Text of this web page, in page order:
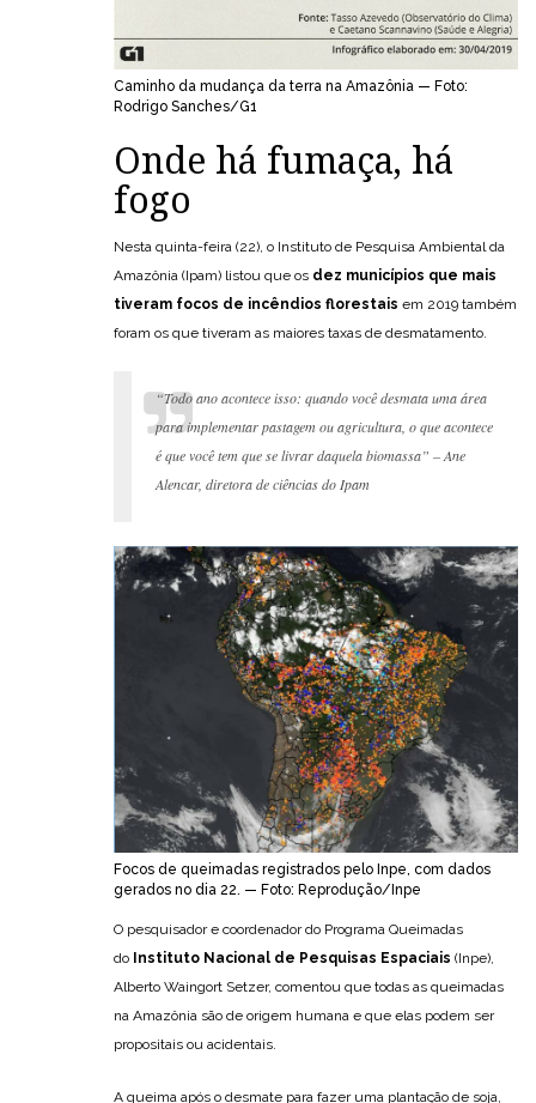
Caminho da mudança da terra na Amazônia — Foto:
Rodrigo Sanches/G1
Onde há fumaça, há
fogo
Nesta quinta-feira (22), o Instituto de Pesquisa Ambiental da
Amazônia (Ipam) listou que os dez municípios que mais
tiveram focos de incêndios florestais em 2019 também
foram os que tiveram as maiores taxas de desmatamento.
“Todo ano acontece isso: quando você desmata uma área
para implementar pastagem ou agricultura, o que acontece
é que você tem que se livrar daquela biomassa” – Ane
Alencar, diretora de ciências do Ipam
Focos de queimadas registrados pelo Inpe, com dados
gerados no dia 22. — Foto: Reprodução/Inpe
O pesquisador e coordenador do Programa Queimadas
do Instituto Nacional de Pesquisas Espaciais (Inpe),
Alberto Waingort Setzer, comentou que todas as queimadas
na Amazônia são de origem humana e que elas podem ser
propositais ou acidentais.
A queima após o desmate para fazer uma plantação de soja,